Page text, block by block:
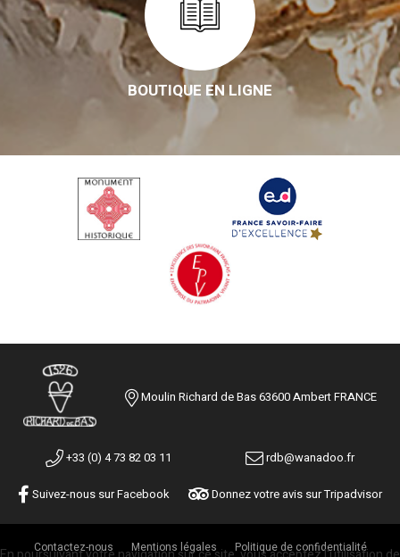
BOUTIQUE EN LIGNE
Moulin Richard de Bas 63600 Ambert FRANCE
+33 (0) 4 73 82 03 11 rdb@wanadoo.fr
Suivez-nous sur Facebook Donnez votre avis sur Tripadvisor
Contactez-nous Mentions légales Politique de confidentialité